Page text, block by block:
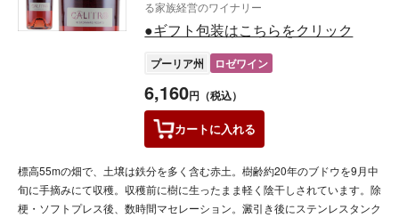
る家族経営のワイナリー
●ギフト包装はこちらをクリック
プーリア州 ロゼワイン
6,160円（税込）
カートに入れる
標高55mの畑で、土壌は鉄分を多く含む赤土。樹齢約20年のブドウを9月中
旬に手摘みにて収穫。収穫前に樹に生ったまま軽く陰干しされています。除
梗・ソフトプレス後、数時間マセレーション。澱引き後にステンレスタンク